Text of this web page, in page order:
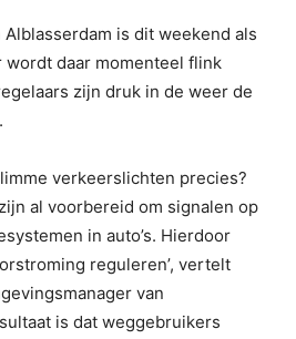
is dit weekend als
wordt daar momenteel flink
zijn druk in de weer de
verkeerslichten precies?
al voorbereid om signalen op
in auto’s. Hierdoor
reguleren’, vertelt
van
is dat weggebruikers